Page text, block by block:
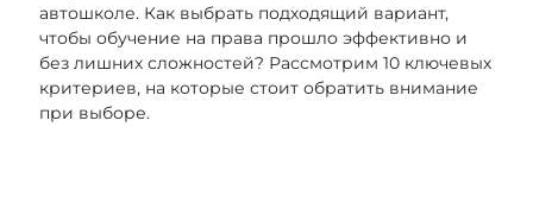
автошколе. Как выбрать подходящий вариант,
чтобы обучение на права прошло эффективно и
без лишних сложностей? Рассмотрим 10 ключевых
критериев, на которые стоит обратить внимание
при выборе.